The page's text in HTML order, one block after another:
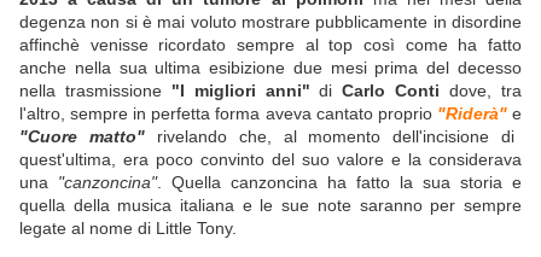
degenza non si è mai voluto mostrare pubblicamente in disordine
affinchè venisse ricordato sempre al top così come ha fatto
anche nella sua ultima esibizione due mesi prima del decesso
nella trasmissione "I migliori anni"diCarlo Contidove, tra
l'altro, sempre in perfetta forma aveva cantato proprio "Riderà"e
"Cuore matto"rivelando che, al momento dell'incisione di
quest'ultima, era poco convinto del suo valore e la considerava
una "canzoncina". Quella canzoncina ha fatto la sua storia e
quella della musica italiana e le sue note saranno per sempre
legate al nome di Little Tony.